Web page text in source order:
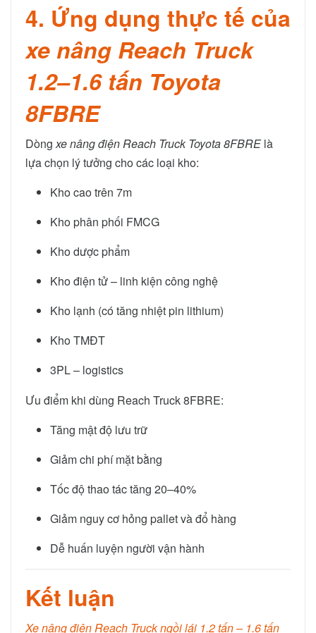
4. Ứng dụng thực tế của
xe nâng Reach Truck
1.2–1.6 tấn Toyota
8FBRE
Dòngxe nâng điện Reach Truck Toyota 8FBRE là
lựa chọn lý tưởng cho các loại kho:
Kho cao trên 7m
Kho phân phối FMCG
Kho dược phẩm
Kho điện tử – linh kiện công nghệ
Kho lạnh (có tăng nhiệt pin lithium)
Kho TMĐT
3PL – logistics
Ưu điểm khi dùng Reach Truck 8FBRE:
Tăng mật độ lưu trữ
Giảm chi phí mặt bằng
Tốc độ thao tác tăng 20–40%
Giảm nguy cơ hỏng pallet và đổ hàng
Dễ huấn luyện người vận hành
Kết luận
Xe nâng điện Reach Truck ngồi lái 1.2 tấn – 1.6 tấn